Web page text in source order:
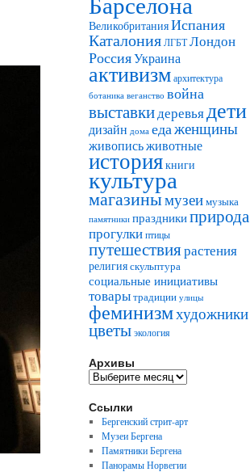
ВеликобританияИспания
Каталония ЛГБТ Лондон
РоссияУкраина
активизм архитектура
ботаника веганство война
выставкидеревьядети
дизайн дома едаженщины
живописьживотные
историякниги
культура
магазинымузеимузыка
памятники праздникиприрода
прогулкиптицы
путешествиярастения
религияскульптура
социальные инициативы
товарытрадиции улицы
феминизмхудожники
цветы экология
Архивы
Архивы
Ссылки
Бергенский стрит-арт
Музеи Бергена
Памятники Бергена
Панорамы Норвегии